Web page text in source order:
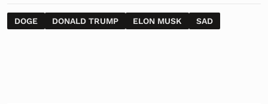
DOGE DONALD TRUMP ELON MUSK SAD